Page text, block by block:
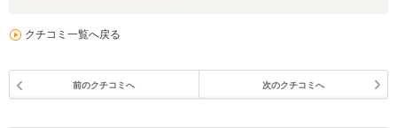
クチコミ一覧へ戻る
前のクチコミへ 次のクチコミへ